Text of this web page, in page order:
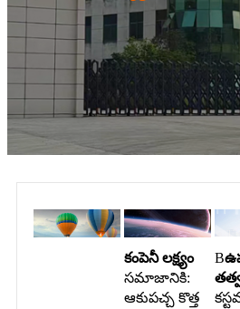
కంపెనీ లక్ష్యం
సమాజానికి:
ఆకుపచ్చ కొత్త
B